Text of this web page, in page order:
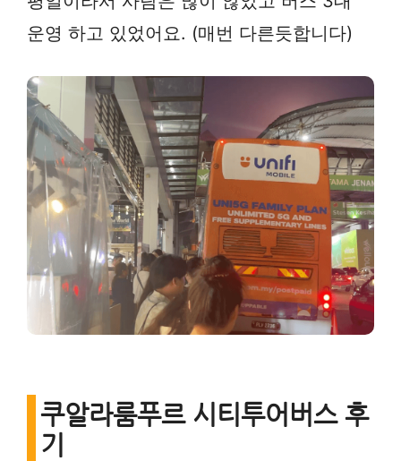
운영 하고 있었어요. (매번 다른듯합니다)
쿠알라룸푸르 시티투어버스 후
기